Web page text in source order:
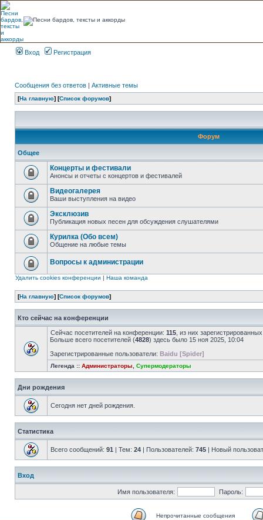
Вход Регистрация
Сообщения без ответов | Активные темы
[На главную] [Список форумов]
Форум
Общее
Концерты и фестивали
Анонсы и отчеты с концертов и фестивалей
Видеогалерея
Ваши выступления на видео
Эксклюзив
Публикация новых песен для обсуждения слушателями
Курилка (Обо всем)
Общение на любые темы
Вопросы к администрации
Удалить cookies конференции | Наша команда
[На главную] [Список форумов]
Кто сейчас на конференции
Сейчас посетителей на конференции: 115 , из них
Больше всего посетителей (4828) здесь было 15 ноя 2025, 10:04
Зарегистрированные пользователи: Baidu [Spider]
Легенда :: Администраторы Супермодераторы
Дни рождения
Сегодня нет дней рождения.
Статистика
Всего сообщений: 91 | Тем: 24 | Пользователей: 745 | Новый
Вход
Имя пользователя: Пароль:
Непрочитанные сообщения